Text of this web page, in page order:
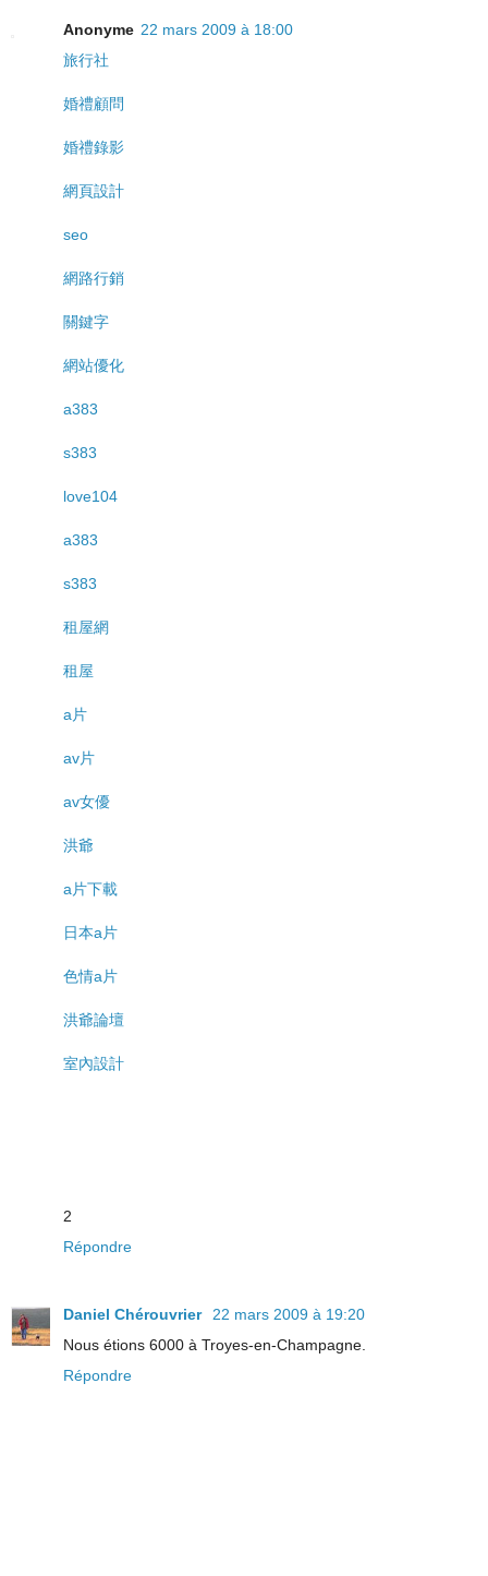
Anonyme 22 mars 2009 à 18:00
旅行社
婚禮顧問
婚禮錄影
網頁設計
seo
網路行銷
關鍵字
網站優化
a383
s383
love104
a383
s383
租屋網
租屋
a片
av片
av女優
洪爺
a片下載
日本a片
色情a片
洪爺論壇
室內設計
2
Répondre
Daniel Chérouvrier 22 mars 2009 à 19:20
Nous étions 6000 à Troyes-en-Champagne.
Répondre